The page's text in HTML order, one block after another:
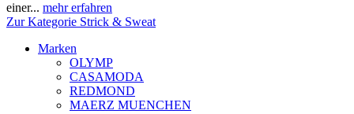
einer... mehr erfahren
Zur Kategorie Strick & Sweat
Marken
OLYMP
CASAMODA
REDMOND
MAERZ MUENCHEN